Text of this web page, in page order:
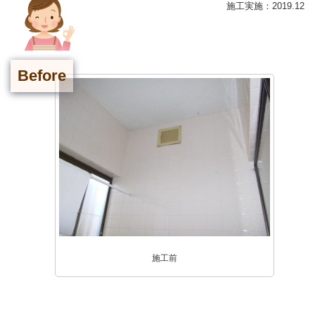
施工実施：2019.12
Before
施工前